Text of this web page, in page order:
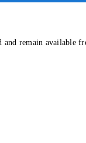
remain available